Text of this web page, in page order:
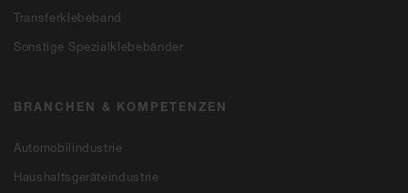
Transferklebeband
Sonstige Spezialklebebänder
BRANCHEN & KOMPETENZEN
Automobilindustrie
Haushaltsgeräteindustrie